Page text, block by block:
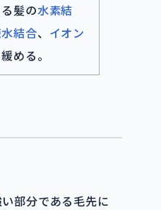
髪の水素結
結合、 イオン
める。
部分である毛先に